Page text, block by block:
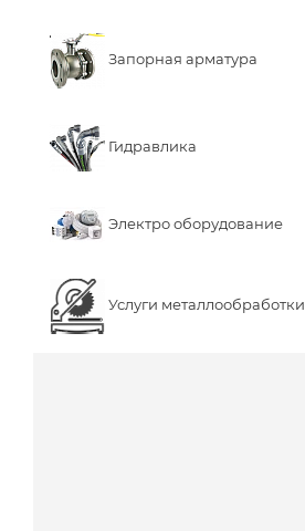
Запорная арматура
Гидравлика
Электро оборудование
Услуги металлообработки